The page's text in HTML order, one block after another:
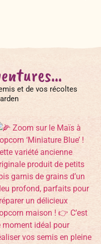
et de vos récoltes